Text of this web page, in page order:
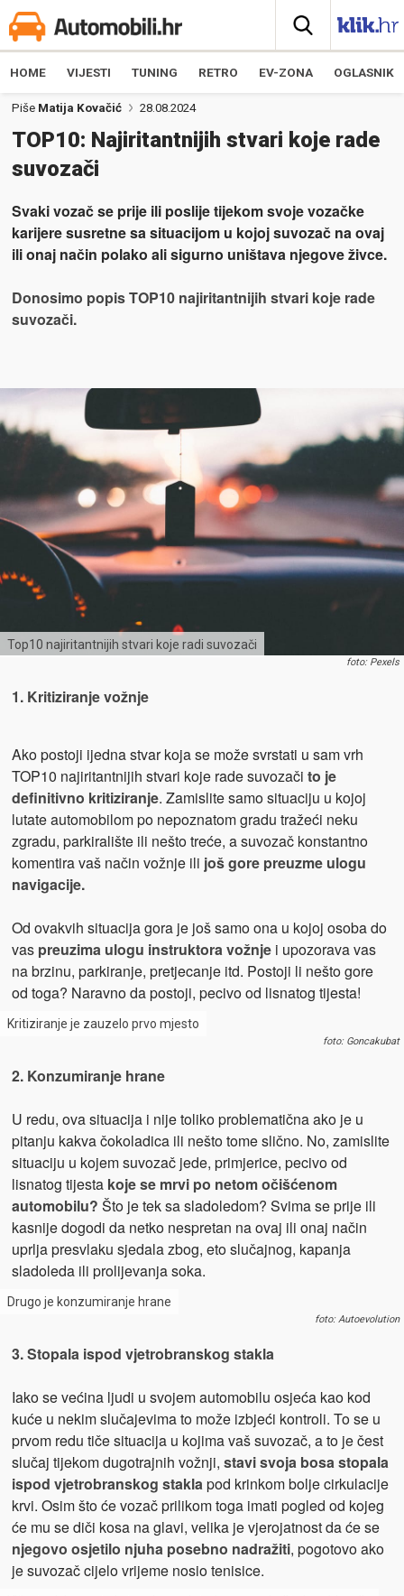
HOME VIJESTI TUNING RETRO EV-ZONA OGLASNIK
Piše Matija Kovačić 28.08.2024
TOP10: Najiritantnijih stvari koje rade
suvozači
Svaki vozač se prije ili poslije tijekom svoje vozačke
karijere susretne sa situacijom u kojoj suvozač na ovaj
ili onaj način polako ali sigurno uništava njegove živce.
Donosimo popis TOP10 najiritantnijih stvari koje rade
suvozači.
Top10 najiritantnijih stvari koje radi suvozači
foto: Pexels
1. Kritiziranje vožnje
Ako postoji ijedna stvar koja se može svrstati u sam vrh
TOP10 najiritantnijih stvari koje rade suvozači to je
definitivno kritiziranje. Zamislite samo situaciju u kojoj
lutate automobilom po nepoznatom gradu tražeći neku
zgradu, parkiralište ili nešto treće, a suvozač konstantno
komentira vaš način vožnje ili još gore preuzme ulogu
navigacije.
Od ovakvih situacija gora je još samo ona u kojoj osoba do
vas preuzima ulogu instruktora vožnjei upozorava vas
na brzinu, parkiranje, pretjecanje itd. Postoji li nešto gore
od toga? Naravno da postoji, pecivo od lisnatog tijesta!
Kritiziranje je zauzelo prvo mjesto
foto: Goncakubat
2. Konzumiranje hrane
U redu, ova situacija i nije toliko problematična ako je u
pitanju kakva čokoladica ili nešto tome slično. No, zamislite
situaciju u kojem suvozač jede, primjerice, pecivo od
lisnatog tijesta koje se mrvi po netom očišćenom
automobilu? Što je tek sa sladoledom? Svima se prije ili
kasnije dogodi da netko nespretan na ovaj ili onaj način
uprlja presvlaku sjedala zbog, eto slučajnog, kapanja
sladoleda ili prolijevanja soka.
Drugo je konzumiranje hrane
foto: Autoevolution
3. Stopala ispod vjetrobranskog stakla
Iako se većina ljudi u svojem automobilu osjeća kao kod
kuće u nekim slučajevima to može izbjeći kontroli. To se u
prvom redu tiče situacija u kojima vaš suvozač, a to je čest
slučaj tijekom dugotrajnih vožnji, stavi svoja bosa stopala
ispod vjetrobranskog staklapod krinkom bolje cirkulacije
krvi. Osim što će vozač prilikom toga imati pogled od kojeg
će mu se diči kosa na glavi, velika je vjerojatnost da će se
njegovo osjetilo njuha posebno nadražiti, pogotovo ako
je suvozač cijelo vrijeme nosio tenisice.